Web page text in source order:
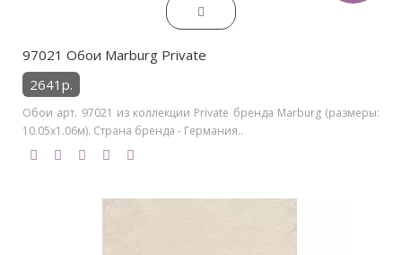
97021 Обои Marburg Private
2641р.
Обои арт. 97021 из коллекции Private бренда Marburg (размеры:
10.05х1.06м). Страна бренда - Германия..